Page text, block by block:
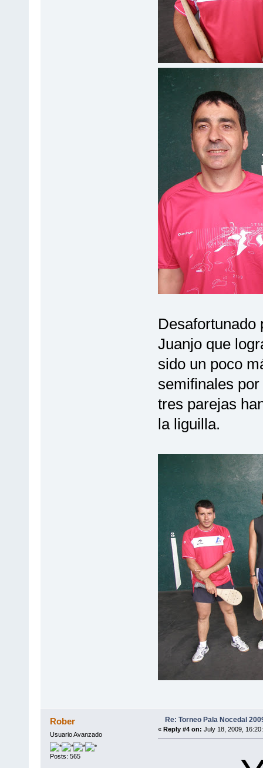
Desafortunado
Juanjo que
sido un poco
semifinales
tres parejas
la liguilla.
Rober
Usuario Avanzado
Posts: 565
Re: Torneo Pala Nocedal
« Reply #4 on: July 18, 2009,